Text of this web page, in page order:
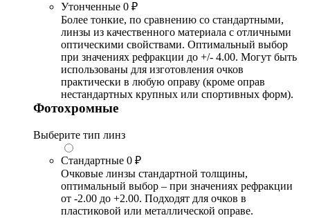
Утонченные 0 ₽
Более тонкие, по сравнению со стандартными,
линзы из качественного материала с отличными
оптическими свойствами. Оптимальный выбор
при значениях рефракции до +/- 4.00. Могут быть
использованы для изготовления очков
практически в любую оправу (кроме оправ
нестандартных крупных или спортивных форм).
Фотохромные
Выберите тип линз
Стандартные 0 ₽
Очковые линзы стандартной толщины,
оптимальный выбор – при значениях рефракции
от -2.00 до +2.00. Подходят для очков в
пластиковой или металлической оправе.